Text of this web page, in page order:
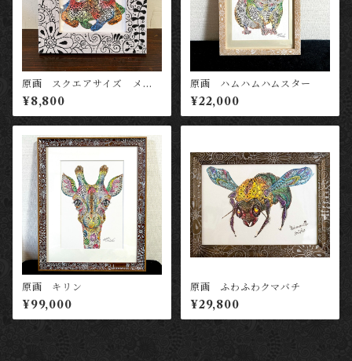
原画 スクエアサイズ メン
ダコ
¥8,800
原画 ハムハムハムスター
¥22,000
原画 キリン
¥99,000
原画 ふわふわクマバチ
¥29,800